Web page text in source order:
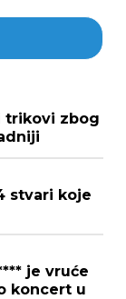
trikovi zbog
stvari koje
je vruće
koncert u